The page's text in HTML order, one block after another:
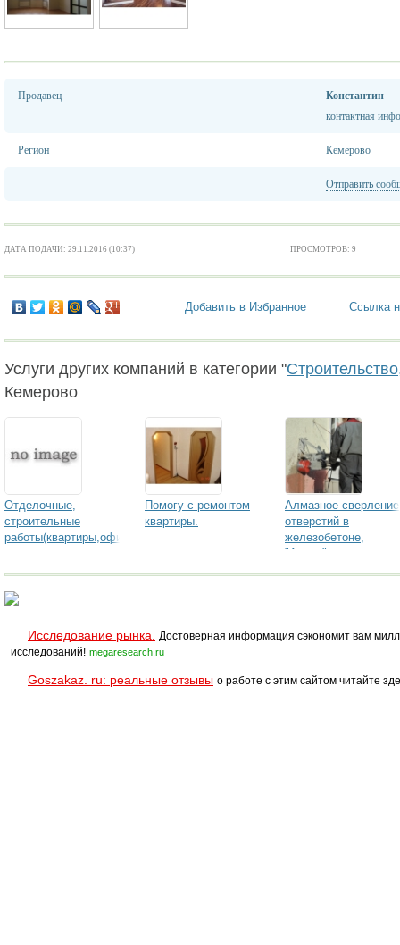
Продавец
Константин
контактная
Регион Кемерово
Отправить
ДАТА ПОДАЧИ: 29.11.2016 (10:37) ПРОСМОТРОВ: 9
Добавить в Избранное Ссылка
Услуги других компаний в категории "
Кемерово
Отделочные,
строительные
работы(квартиры,офисы)
Помогу с ремонтом
квартиры.
Алмазное сверление
отверстий в
железобетоне,
"Аерон".
Исследование рынка.
Достоверная информация сэкономит вам
исследований! megaresearch.ru
Goszakaz. ru: реальные отзывы о работе с этим сайтом читайте